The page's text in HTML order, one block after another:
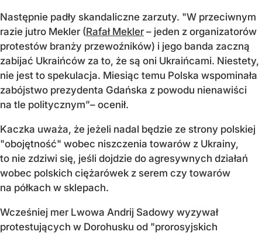
Następnie padły skandaliczne zarzuty. "W przeciwnym
razie jutro Mekler (Rafał Mekler – jeden z organizatorów
protestów branży przewoźników) i jego banda zaczną
zabijać Ukraińców za to, że są oni Ukraińcami. Niestety,
nie jest to spekulacja. Miesiąc temu Polska wspominała
zabójstwo prezydenta Gdańska z powodu nienawiści
na tle politycznym”– ocenił.
Kaczka uważa, że jeżeli nadal będzie ze strony polskiej
"obojętność" wobec niszczenia towarów z Ukrainy,
to nie zdziwi się, jeśli dojdzie do agresywnych działań
wobec polskich ciężarówek z serem czy towarów
na półkach w sklepach.
Wcześniej mer Lwowa Andrij Sadowy wyzywał
protestujących w Dorohusku od "prorosyjskich